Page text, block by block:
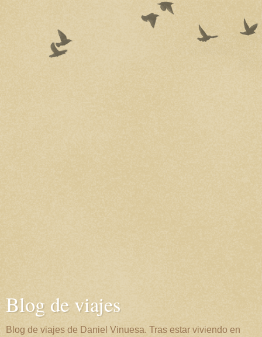
Blog de viajes
Blog de viajes de Daniel Vinuesa. Tras estar viviendo en